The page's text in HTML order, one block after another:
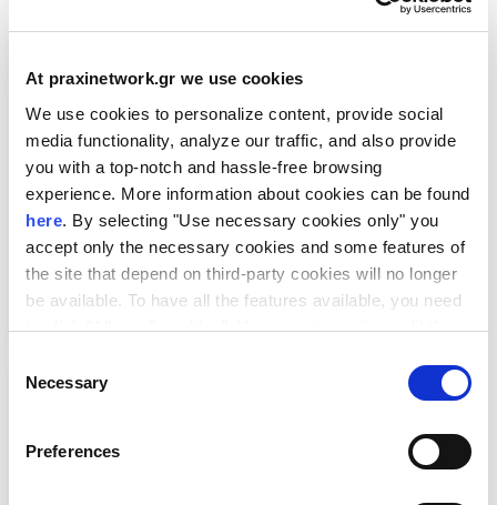
At praxinetwork.gr we use cookies
We use cookies to personalize content, provide social
media functionality, analyze our traffic, and also provide
you with a top-notch and hassle-free browsing
experience. More information about cookies can be found
here. By selecting "Use necessary cookies only" you
accept only the necessary cookies and some features of
the site that depend on third-party cookies will no longer
be available. To have all the features available, you need
to click "Allow all cookies". You can at any time edit the
our site under "Manage cookies".
Selection
Necessary
Preferences
EU-Japan Biotech & Pharma 2026